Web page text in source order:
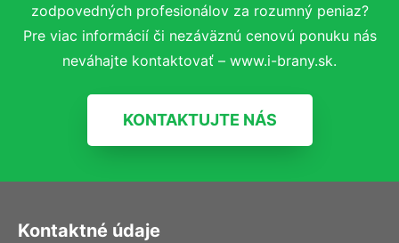
zodpovedných profesionálov za rozumný peniaz?
Pre viac informácií či nezáväznú cenovú ponuku nás
neváhajte kontaktovať – www.i-brany.sk.
KONTAKTUJTE NÁS
Kontaktné údaje